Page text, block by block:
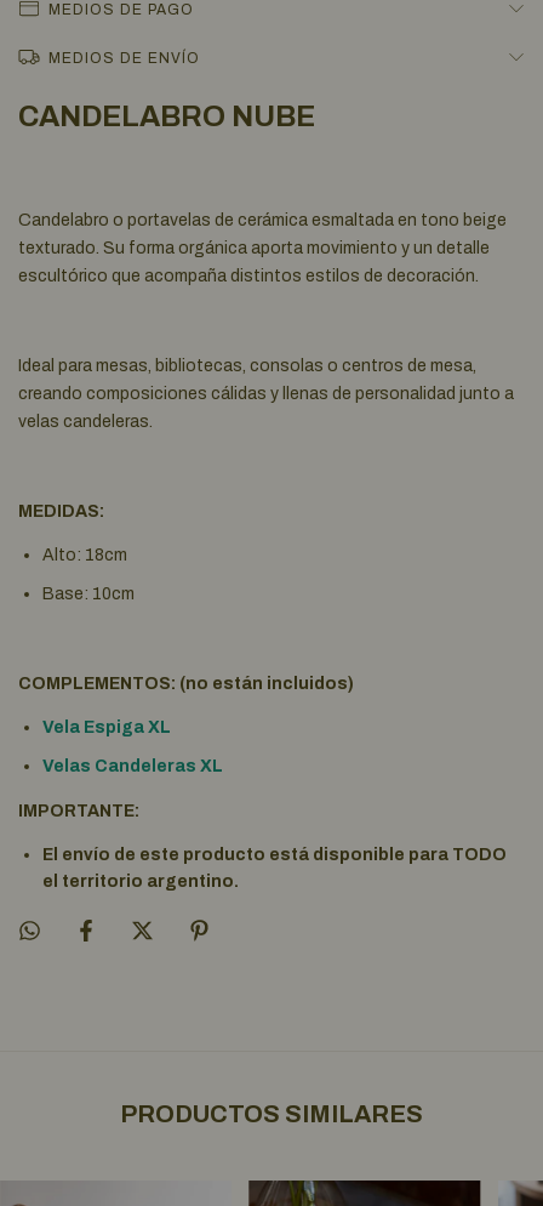
MEDIOS DE PAGO
MEDIOS DE ENVÍO
CANDELABRO NUBE
Candelabro o portavelas de cerámica esmaltada en tono beige
texturado. Su forma orgánica aporta movimiento y un detalle
escultórico que acompaña distintos estilos de decoración.
Ideal para mesas, bibliotecas, consolas o centros de mesa,
creando composiciones cálidas y llenas de personalidad junto a
velas candeleras.
MEDIDAS:
Alto: 18cm
Base: 10cm
COMPLEMENTOS: (no están incluidos)
Vela Espiga XL
Velas Candeleras XL
IMPORTANTE:
El envío de este producto está disponible para TODO
el territorio argentino.
PRODUCTOS SIMILARES